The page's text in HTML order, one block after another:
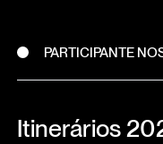
PARTICIPANTE
Itinerários